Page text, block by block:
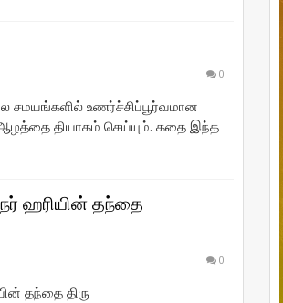
0
சமயங்களில் உணர்ச்சிப்பூர்வமான
தியாகம் செய்யும். கதை இந்த
ஹரியின் தந்தை
0
தந்தை திரு